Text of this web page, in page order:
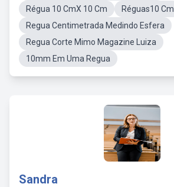
Régua 10 CmX 10 Cm
Réguas10 Cm
Regua Centimetrada Medindo Esfera
Regua Corte Mimo Magazine Luiza
10mm Em Uma Regua
Sandra